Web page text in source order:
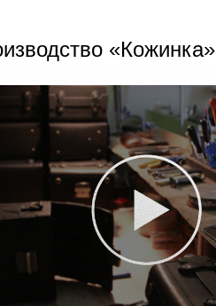
«Кожинка»